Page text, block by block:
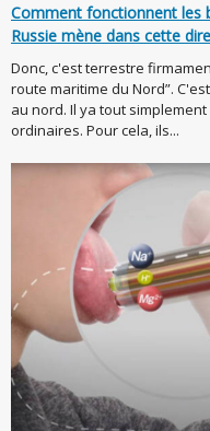
Comment fonctionnent les
Russie mène dans cette
Donc, c'est terrestre
route maritime du Nord”.
au nord. Il ya tout
ordinaires. Pour cela, ils...